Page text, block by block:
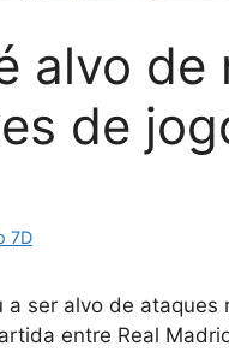
alvo de
de
7D
a ser alvo de ataques
entre Real